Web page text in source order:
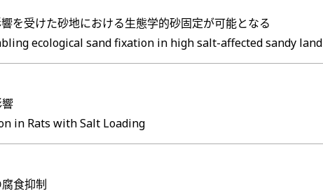
を受けた砂地における生態学的砂固定が可能となる
ecological sand fixation in high salt-affected sandy land
in Rats with Salt Loading
食抑制